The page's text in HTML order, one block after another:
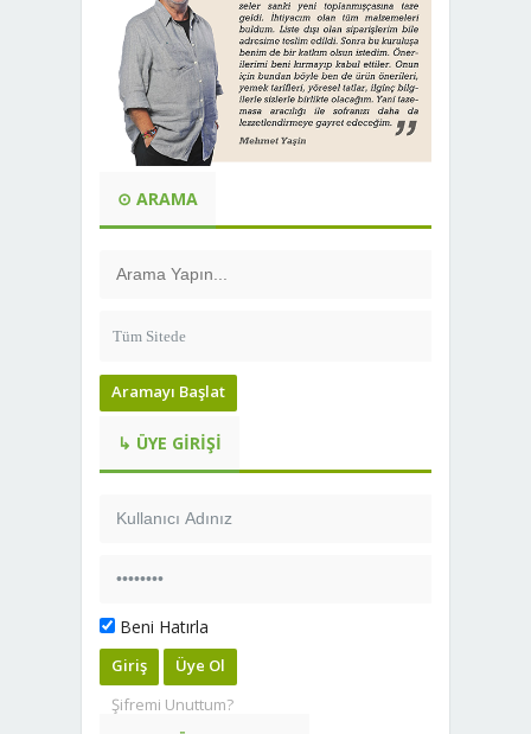
⊙ ARAMA
Aramayı Başlat
↳ ÜYE GIRIŞI
Beni Hatırla
Giriş
Üye Ol
Şifremi Unuttum?